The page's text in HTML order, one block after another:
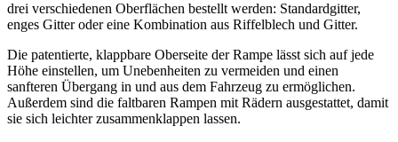
drei verschiedenen Oberflächen bestellt werden: Standardgitter,
enges Gitter oder eine Kombination aus Riffelblech und Gitter.
Die patentierte, klappbare Oberseite der Rampe lässt sich auf jede
Höhe einstellen, um Unebenheiten zu vermeiden und einen
sanfteren Übergang in und aus dem Fahrzeug zu ermöglichen.
Außerdem sind die faltbaren Rampen mit Rädern ausgestattet, damit
sie sich leichter zusammenklappen lassen.